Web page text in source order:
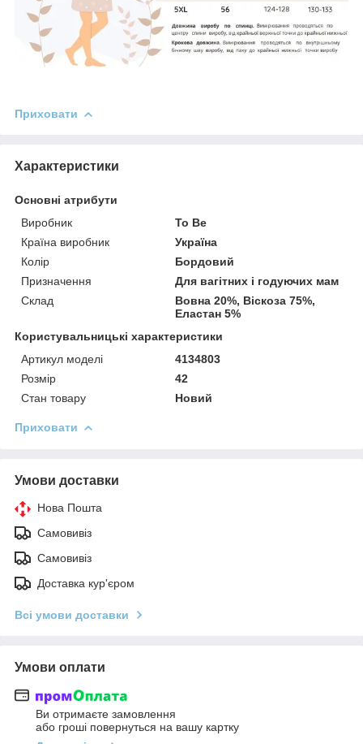
Приховати
Характеристики
Основні атрибути
Виробник
To Be
Країна виробник
Україна
Колір
Бордовий
Призначення
Для вагітних і годуючих мам
Склад
Вовна 20%, Віскоза 75%,
Еластан 5%
Користувальницькі характеристики
Артикул моделі
4134803
Розмір
42
Стан товару
Новий
Приховати
Умови доставки
Нова Пошта
Самовивіз
Самовивіз
Доставка кур'єром
Всі умови доставки
Умови оплати
Ви отримаєте замовлення
або гроші повернуться на вашу картку